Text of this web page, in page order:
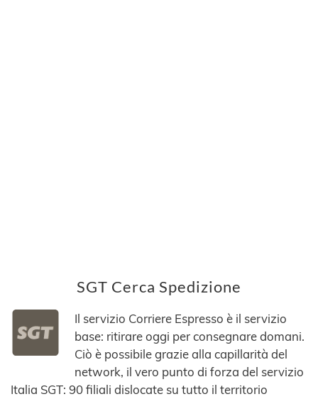
SGT Cerca Spedizione
Il servizio Corriere Espresso è il servizio
base: ritirare oggi per consegnare domani.
Ciò è possibile grazie alla capillarità del
network, il vero punto di forza del servizio
Italia SGT: 90 filiali dislocate su tutto il territorio